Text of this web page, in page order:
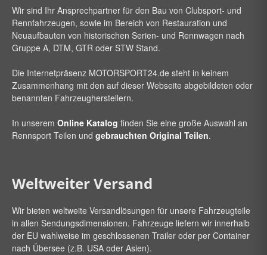
Wir sind Ihr Ansprechpartner für den Bau von Clubsport- und
Rennfahrzeugen, sowie im Bereich von Restauration und
Neuaufbauten von historischen Serien- und Rennwagen nach
Gruppe A, DTM, GTR oder STW Stand.
Die Internetpräsenz MOTORSPORT24.de steht in keinem
Zusammenhang mit den auf dieser Webseite abgebildeten oder
benannten Fahrzeugherstellern.
In unserem Online Katalog finden Sie eine große Auswahl an
Rennsport Teilen und gebrauchten Original Teilen.
Weltweiter Versand
Wir bieten weltweite Versandlösungen für unsere Fahrzeugteile
in allen Sendungsdimensionen. Fahrzeuge liefern wir innerhalb
der EU wahlweise im geschlossenen Trailer oder per Container
nach Übersee (z.B. USA oder Asien).